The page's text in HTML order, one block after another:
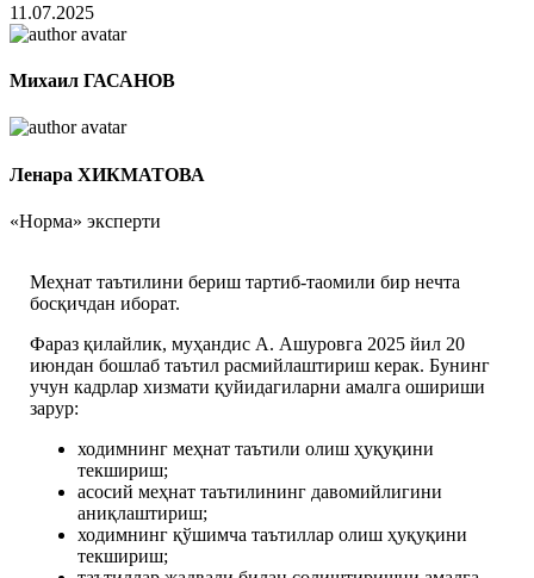
11.07.2025
Михаил ГАСАНОВ
Ленара ХИКМАТОВА
«Норма» эксперти
Меҳнат таътилини бериш тартиб-таомили бир нечта
босқичдан иборат.
Фараз қилайлик, муҳандис А. Ашуровга 2025 йил 20
июндан бошлаб таътил расмийлаштириш керак. Бунинг
учун кадрлар хизмати қуйидагиларни амалга ошириши
зарур:
ходимнинг меҳнат таътили олиш ҳуқуқини
текшириш;
асосий меҳнат таътилининг давомийлигини
аниқлаштириш;
ходимнинг қўшимча таътиллар олиш ҳуқуқини
текшириш;